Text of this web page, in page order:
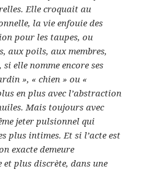
Elle croquait au
la vie enfouie des
pour les taupes, ou
aux poils, aux membres,
elle nomme encore ses
», « chien » ou «
en plus avec l’abstraction
Mais toujours avec
jeter pulsionnel qui
plus intimes. Et si l’acte est
exacte demeure
et plus discrète, dans une